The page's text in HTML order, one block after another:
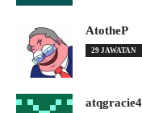
AtotheP
29 JAWATAN
atqgracie4